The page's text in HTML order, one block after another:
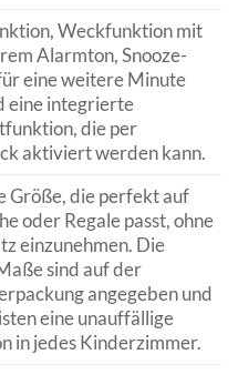
Weckfunktion mit
Alarmton, Snooze-
eine weitere Minute
eine integrierte
die per
aktiviert werden kann.
Größe, die perfekt auf
oder Regale passt, ohne
einzunehmen. Die
sind auf der
angegeben und
eine unauffällige
in jedes Kinderzimmer.